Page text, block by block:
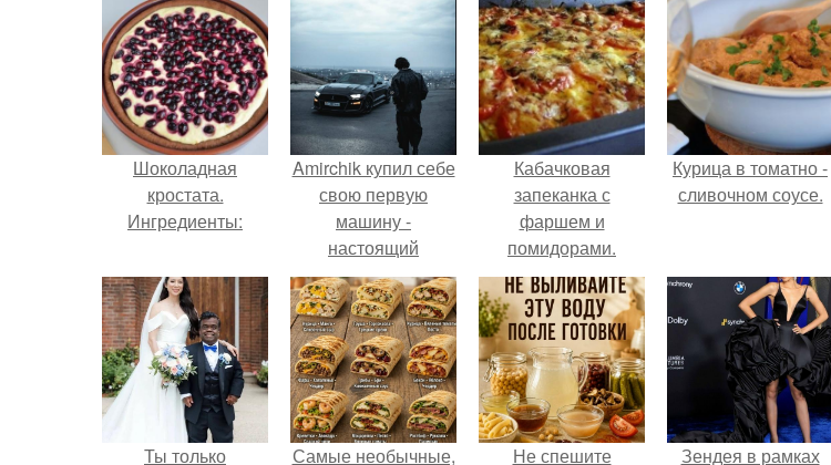
Шоколадная
кростата.
Ингредиенты:
Amirchik купил себе
свою первую
машину -
настоящий
автомобиль мечты
для многих
автолюбителей.
Кабачковая
запеканка с
фаршем и
помидорами.
Курица в томатно -
сливочном соусе.
Ты только Самые необычные, Не спешите Зендея в рамках